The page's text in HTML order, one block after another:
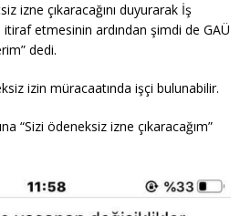
izne çıkaracağını duyurarak İş
itiraf etmesinin ardından şimdi de GAÜ
dedi.
izin müracaatında işçi bulunabilir.
“Sizi ödeneksiz izne çıkaracağım”